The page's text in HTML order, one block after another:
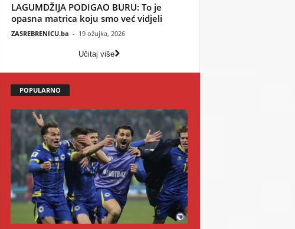
LAGUMDŽIJA PODIGAO BURU: To je
opasna matrica koju smo već vidjeli
ZASREBRENICU.ba - 19 ožujka, 2026
Učitaj više
POPULARNO